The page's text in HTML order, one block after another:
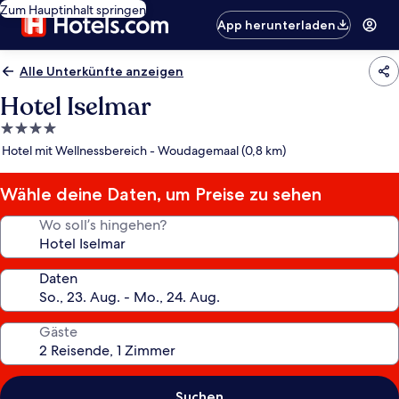
Zum Hauptinhalt springen
App herunterladen
Alle Unterkünfte anzeigen
Hotel Iselmar
4.0-
Sterne-
Hotel mit Wellnessbereich - Woudagemaal (0,8 km)
Wähle deine Daten, um Preise zu sehen
Wo soll’s hingehen?
Daten
Gäste